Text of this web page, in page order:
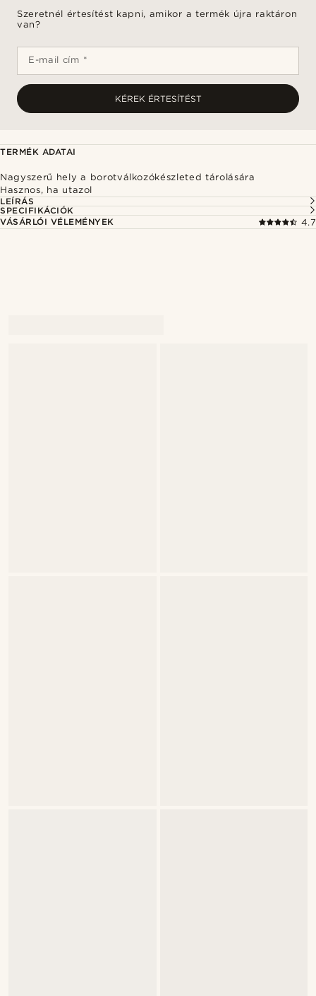
Szeretnél értesítést kapni, amikor a termék újra raktáron
van?
E-mail cím *
KÉREK ÉRTESÍTÉST
TERMÉK ADATAI
Nagyszerű hely a borotválkozókészleted tárolására
Hasznos, ha utazol
LEÍRÁS
SPECIFIKÁCIÓK
VÁSÁRLÓI VÉLEMÉNYEK
4.7